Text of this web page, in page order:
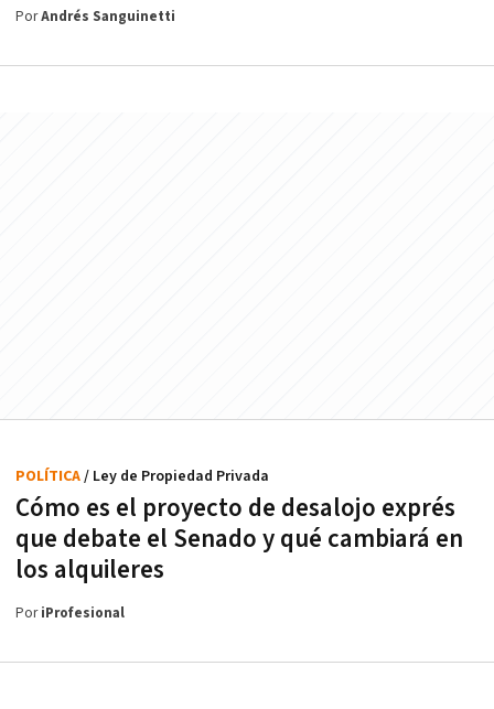
PorAndrés Sanguinetti
Cómo es el proyecto de desalojo exprés
que debate el Senado y qué cambiará en
los alquileres
POLÍTICA/ Ley de Propiedad Privada
PoriProfesional